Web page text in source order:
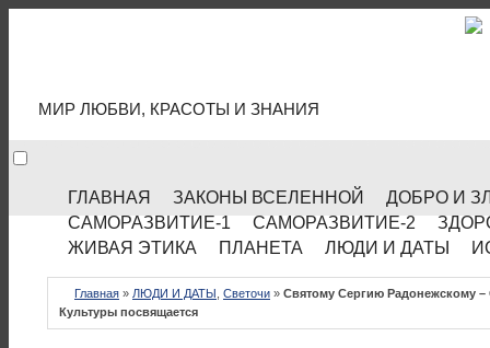
МИР ЛЮБВИ, КРАСОТЫ И ЗНАНИЯ
ГЛАВНАЯ ЗАКОНЫ ВСЕЛЕННОЙ
ДОБРО И
САМОРАЗВИТИЕ-1
САМОРАЗВИТИЕ-2
ЖИВАЯ ЭТИКА
ПЛАНЕТА ЛЮДИ И ДАТЫ
Главная » ЛЮДИ И ДАТЫ Светочи » Святому Сергию Радонежскому
Культуры посвящается